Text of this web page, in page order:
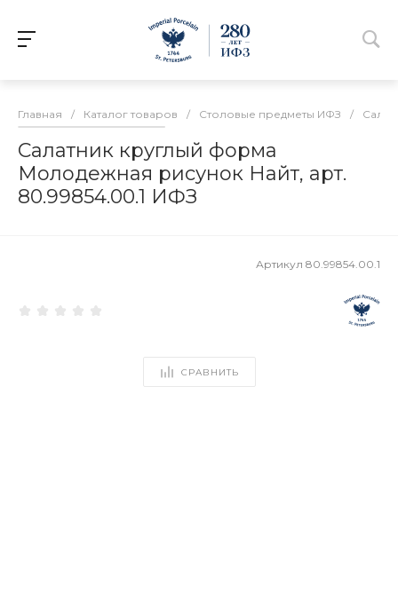
Главная / Каталог товаров / Столовые предметы ИФЗ /
Салатник круглый форма
Молодежная рисунок Найт, арт.
80.99854.00.1 ИФЗ
Артикул 80.99854.00.1
СРАВНИТЬ